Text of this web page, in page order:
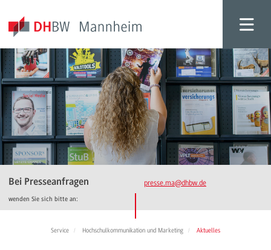
Bei Presseanfragen
wenden Sie sich bitte an:
presse.ma@dhbw.de
Service Hochschulkommunikation und Marketing Aktuelles